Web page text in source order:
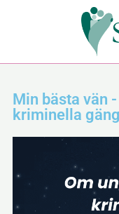
Min bästa vän
kriminella gäng